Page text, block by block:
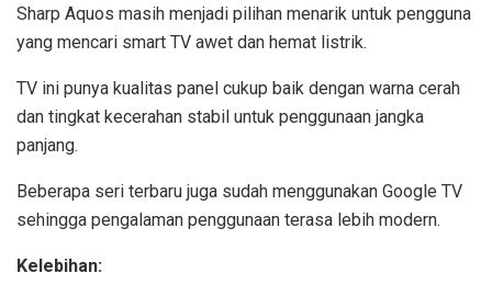
Sharp Aquos masih menjadi pilihan menarik untuk pengguna
yang mencari smart TV awet dan hemat listrik.
TV ini punya kualitas panel cukup baik dengan warna cerah
dan tingkat kecerahan stabil untuk penggunaan jangka
panjang.
Beberapa seri terbaru juga sudah menggunakan Google TV
sehingga pengalaman penggunaan terasa lebih modern.
Kelebihan: